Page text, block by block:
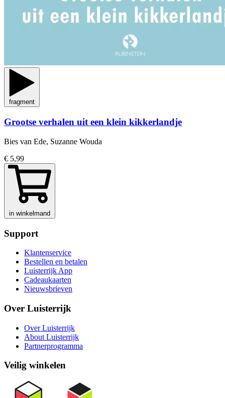
fragment
Grootse verhalen uit een klein kikkerlandje
Bies van Ede, Suzanne Wouda
€ 5,99
in winkelmand
Support
Klantenservice
Bestellen en betalen
Luisterrijk App
Cadeaukaarten
Nieuwsbrieven
Over Luisterrijk
Over Luisterrijk
About Luisterrijk
Partnerprogramma
Veilig winkelen